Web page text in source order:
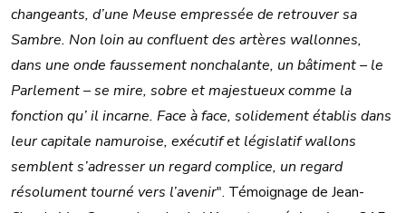
changeants, d’une Meuse empressée de retrouver sa
Sambre. Non loin au confluent des artères wallonnes,
dans une onde faussement nonchalante, un bâtiment – le
Parlement – se mire, sobre et majestueux comme la
fonction qu’ il incarne. Face à face, solidement établis dans
leur capitale namuroise, exécutif et législatif wallons
semblent s’adresser un regard complice, un regard
résolument tourné vers l’avenir". Témoignage de Jean-